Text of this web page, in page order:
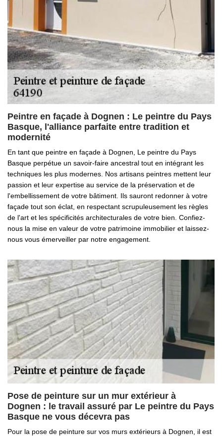
Peintre en façade à Dognen : Le peintre du Pays
Basque, l'alliance parfaite entre tradition et
modernité
En tant que peintre en façade à Dognen, Le peintre du Pays
Basque perpétue un savoir-faire ancestral tout en intégrant les
techniques les plus modernes. Nos artisans peintres mettent leur
passion et leur expertise au service de la préservation et de
l'embellissement de votre bâtiment. Ils sauront redonner à votre
façade tout son éclat, en respectant scrupuleusement les règles
de l'art et les spécificités architecturales de votre bien. Confiez-
nous la mise en valeur de votre patrimoine immobilier et laissez-
nous vous émerveiller par notre engagement.
Pose de peinture sur un mur extérieur à
Dognen : le travail assuré par Le peintre du Pays
Basque ne vous décevra pas
Pour la pose de peinture sur vos murs extérieurs à Dognen, il est